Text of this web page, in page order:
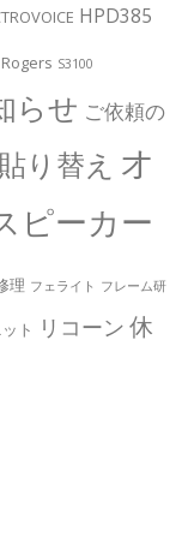
HPD385
Rogers S3100
らせ ご依頼の
り替え オ
ピーカー
理 フェライト フレーム研
ト リコーン 休